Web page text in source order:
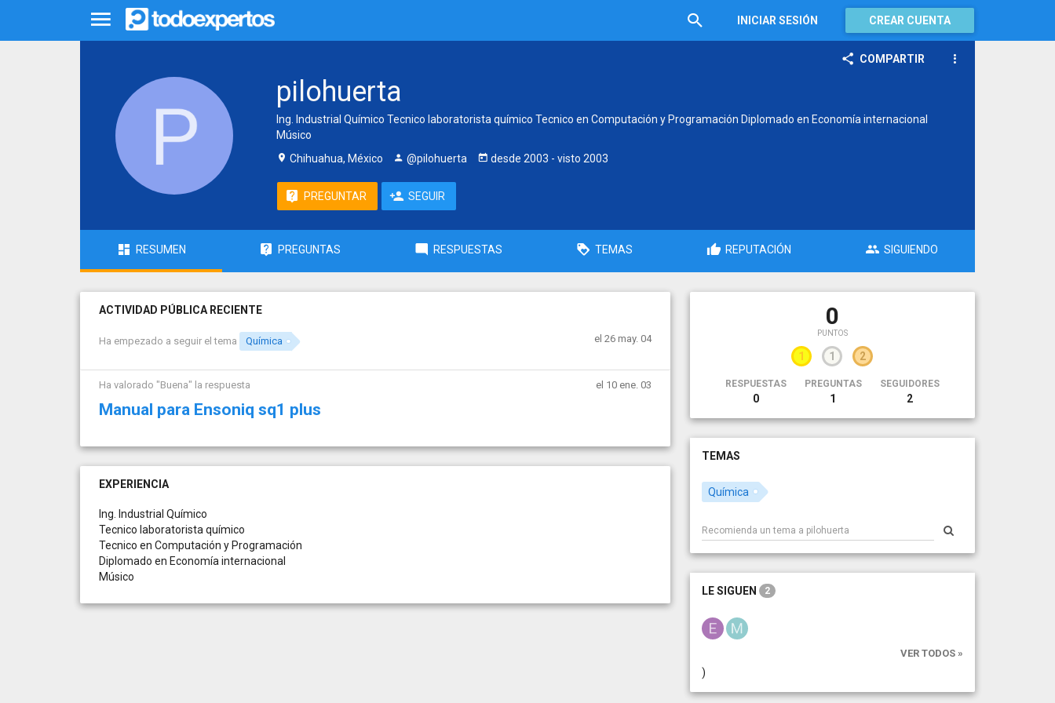
INICIAR SESIÓN CREAR CUENTA
COMPARTIR
pilohuerta
Ing. Industrial Químico Tecnico laboratorista químico Tecnico en Computación y Programación Diplomado en Economía internacional
Músico
Chihuahua, México
@pilohuerta desde 2003 - visto 2003
PREGUNTAR SEGUIR
RESUMEN PREGUNTAS RESPUESTAS TEMAS REPUTACIÓN SIGUIENDO
ACTIVIDAD PÚBLICA RECIENTE
Ha empezado a seguir el tema Química el 26 may. 04
Ha valorado "Buena" la respuesta el 10 ene. 03
Manual para Ensoniq sq1 plus
EXPERIENCIA
Ing. Industrial Químico
Tecnico laboratorista químico
Tecnico en Computación y Programación
Diplomado en Economía internacional
Músico
0
PUNTOS
1 1 2
RESPUESTAS
0
PREGUNTAS
1
SEGUIDORES
2
TEMAS
Química
LE SIGUEN 2
VER TODOS »
)